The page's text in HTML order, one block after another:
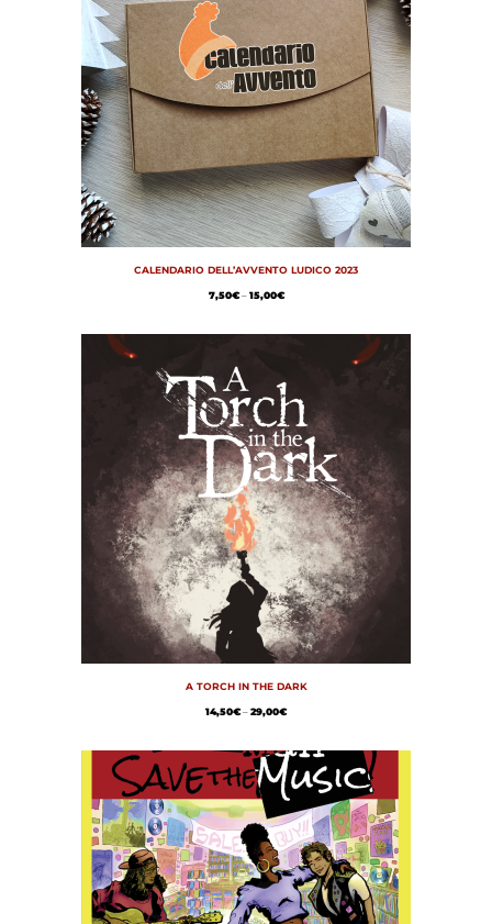
CALENDARIO DELL’AVVENTO LUDICO 2023
7,50€ – 15,00€
A TORCH IN THE DARK
14,50€ – 29,00€